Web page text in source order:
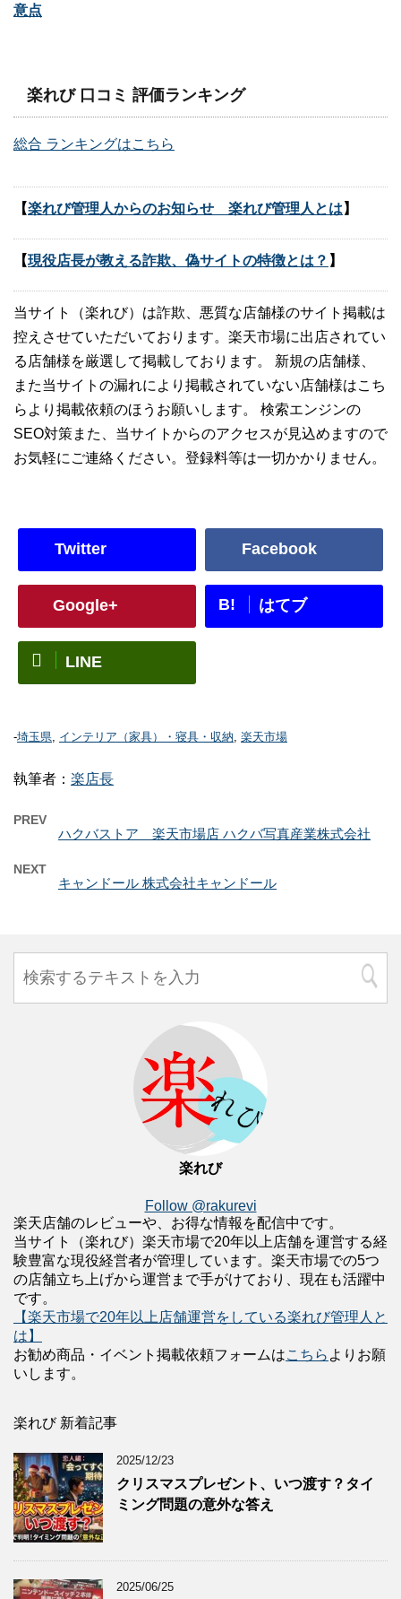
意点
楽れび 口コミ 評価ランキング
総合 ランキングはこちら
【楽れび管理人からのお知らせ 楽れび管理人とは 】
【現役店長が教える詐欺、偽サイトの特徴とは？ 】
当サイト（楽れび）は詐欺、悪質な店舗様のサイト掲載は
控えさせていただいております。楽天市場に出店されてい
る店舗様を厳選して掲載しております。 新規の店舗様、
また当サイトの漏れにより掲載されていない店舗様はこち
らより掲載依頼のほうお願いします。 検索エンジンの
SEO対策また、当サイトからのアクセスが見込めますので
お気軽にご連絡ください。登録料等は一切かかりません。
Twitter Facebook
Google+ B! はてブ
LINE
-埼玉県, インテリア（家具）・寝具・収納, 楽天市場
執筆者： 楽店長
PREV
ハクバストア 楽天市場店 ハクバ写真産業株式会社
NEXT
キャンドール 株式会社キャンドール
楽れび
Follow @rakurevi
楽天店舗のレビューや、お得な情報を配信中です。
当サイト（楽れび）楽天市場で20年以上店舗を運営する経
験豊富な現役経営者が管理しています。楽天市場での5つ
の店舗立ち上げから運営まで手がけており、現在も活躍中
です。
【楽天市場で20年以上店舗運営をしている楽れび管理人と
は】
お勧め商品・イベント掲載依頼フォームはこちら よりお願
いします。
楽れび 新着記事
2025/12/23
クリスマスプレゼント、いつ渡す？タイ
ミング問題の意外な答え
2025/06/25